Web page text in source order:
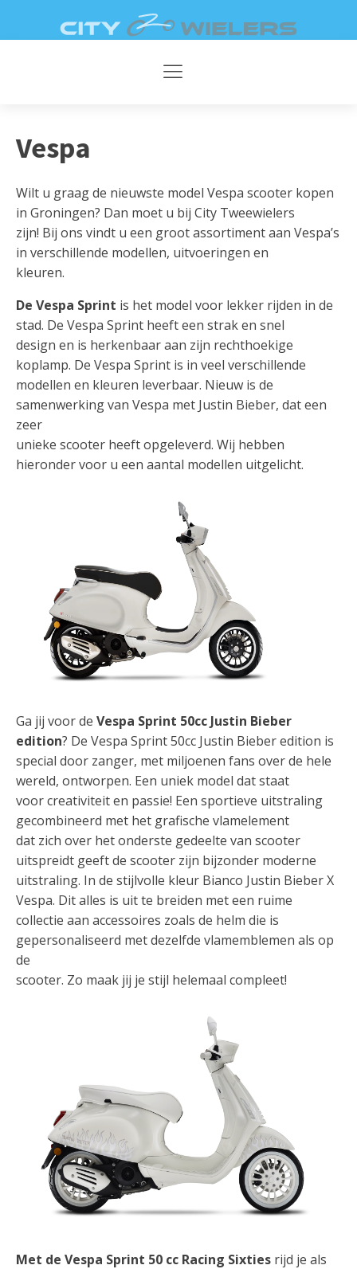
Vespa
Wilt u graag de nieuwste model Vespa scooter kopen
in Groningen? Dan moet u bij City Tweewielers
zijn! Bij ons vindt u een groot assortiment aan Vespa’s
in verschillende modellen, uitvoeringen en
kleuren.
De Vespa Sprint is het model voor lekker rijden in de
stad. De Vespa Sprint heeft een strak en snel
design en is herkenbaar aan zijn rechthoekige
koplamp. De Vespa Sprint is in veel verschillende
modellen en kleuren leverbaar. Nieuw is de
samenwerking van Vespa met Justin Bieber, dat een
zeer
unieke scooter heeft opgeleverd. Wij hebben
hieronder voor u een aantal modellen uitgelicht.
Ga jij voor de Vespa Sprint 50cc Justin Bieber
edition? De Vespa Sprint 50cc Justin Bieber edition is
special door zanger, met miljoenen fans over de hele
wereld, ontworpen. Een uniek model dat staat
voor creativiteit en passie! Een sportieve uitstraling
gecombineerd met het grafische vlamelement
dat zich over het onderste gedeelte van scooter
uitspreidt geeft de scooter zijn bijzonder moderne
uitstraling. In de stijlvolle kleur Bianco Justin Bieber X
Vespa. Dit alles is uit te breiden met een ruime
collectie aan accessoires zoals de helm die is
gepersonaliseerd met dezelfde vlamemblemen als op
de
scooter. Zo maak jij je stijl helemaal compleet!
Met de Vespa Sprint 50 cc Racing Sixties rijd je als